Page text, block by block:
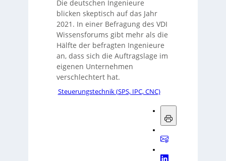
Die deutschen Ingenieure
blicken skeptisch auf das Jahr
2021. In einer Befragung des VDI
Wissensforums gibt mehr als die
Hälfte der befragten Ingenieure
an, dass sich die Auftragslage im
eigenen Unternehmen
verschlechtert hat.
Steuerungstechnik (SPS, IPC, CNC)